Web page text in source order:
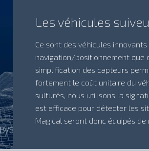
Les véhicules
Ce sont des véhicules
navigation/positionnement que
simplification des capteurs
fortement le coût unitaire du
sulfurés, nous utilisons la
est efficace pour détecter les
Magical seront donc équipés